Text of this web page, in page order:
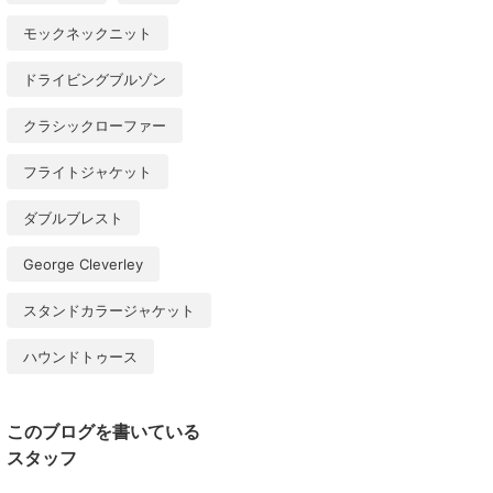
モックネックニット
ドライビングブルゾン
クラシックローファー
フライトジャケット
ダブルブレスト
George Cleverley
スタンドカラージャケット
ハウンドトゥース
このブログを書いている
スタッフ